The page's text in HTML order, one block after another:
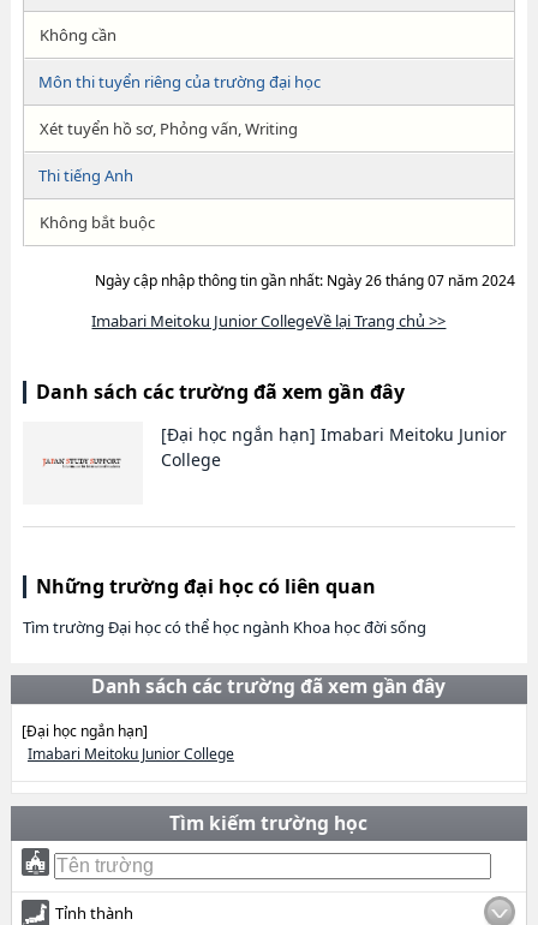
Không cần
Môn thi tuyển riêng của trường đại học
Xét tuyển hồ sơ, Phỏng vấn, Writing
Thi tiếng Anh
Không bắt buộc
Ngày cập nhập thông tin gần nhất: Ngày 26 tháng 07 năm 2024
Imabari Meitoku Junior CollegeVề lại Trang chủ >>
Danh sách các trường đã xem gần đây
[Đại học ngắn hạn] Imabari Meitoku Junior
College
Những trường đại học có liên quan
Tìm trường Đại học có thể học ngành Khoa học đời sống
Danh sách các trường đã xem gần đây
[Đại học ngắn hạn]
Imabari Meitoku Junior College
Tìm kiếm trường học
Tỉnh thành